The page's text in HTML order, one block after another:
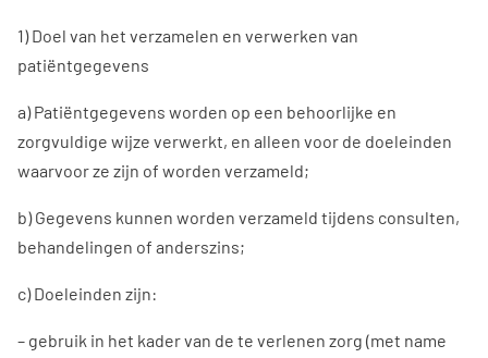
1) Doel van het verzamelen en verwerken van
patiëntgegevens
a) Patiëntgegevens worden op een behoorlijke en
zorgvuldige wijze verwerkt, en alleen voor de doeleinden
waarvoor ze zijn of worden verzameld;
b) Gegevens kunnen worden verzameld tijdens consulten,
behandelingen of anderszins;
c) Doeleinden zijn:
– gebruik in het kader van de te verlenen zorg (met name